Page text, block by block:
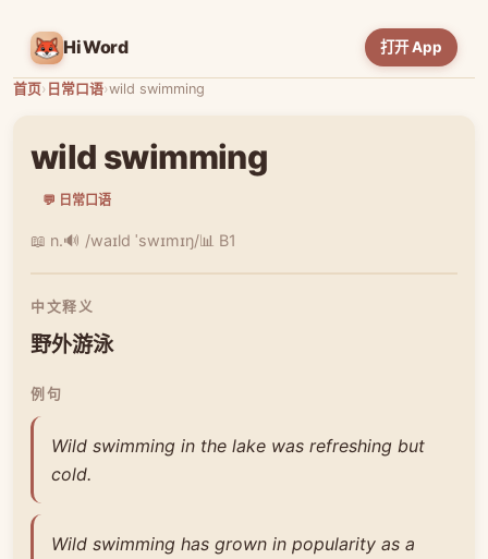
HiWord 打开 App
首页› 日常口语›wild swimming
wild swimming
💬 日常口语
📖 n.🔊 /waɪld ˈswɪmɪŋ/📊 B1
中文释义
野外游泳
例句
Wild swimming in the lake was refreshing but
cold.
Wild swimming has grown in popularity as a